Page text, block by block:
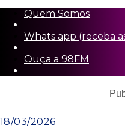
Quem Somos
Whats app (receba
Ouça a 98FM
18/03/2026